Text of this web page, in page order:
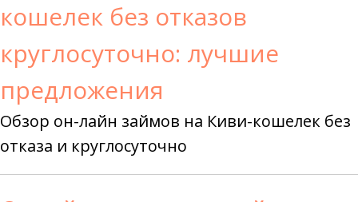
кошелек без отказов
круглосуточно: лучшие
предложения
Обзор он-лайн займов на Киви-кошелек без
отказа и круглосуточно